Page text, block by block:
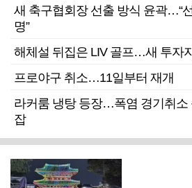
새 축구협회장 선출 방식 윤곽…“
명”
해체설 뒤집은 LIV 골프…새 투자
프로야구 취소…11일부터 재개
라커룸 냉탕 등장…폭염 경기취소
잡